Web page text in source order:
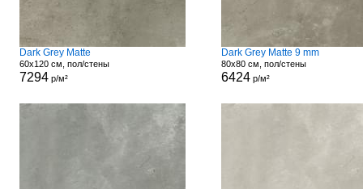
Dark Grey Matte
60x120 см, пол/стены
7294р/м²
Dark Grey Matte 9 mm
80x80 см, пол/стены
6424р/м²